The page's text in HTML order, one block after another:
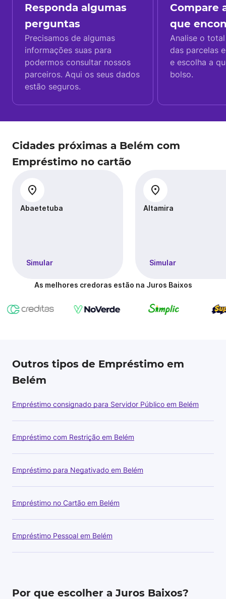
Responda algumas
perguntas
Precisamos de algumas
informações suas para
podermos consultar nossos
parceiros. Aqui os seus dados
estão seguros.
Compare
que
Analise o
das parcelas
e escolha a
bolso.
Cidades próximas a Belém com
Empréstimo no cartão
Abaetetuba
Simular
Altamira
Simular
As melhores credoras estão na Juros Baixos
Outros tipos de Empréstimo em
Belém
Empréstimo consignado para Servidor Público em Belém
Empréstimo com Restrição em Belém
Empréstimo para Negativado em Belém
Empréstimo no Cartão em Belém
Empréstimo Pessoal em Belém
Por que escolher a Juros Baixos?